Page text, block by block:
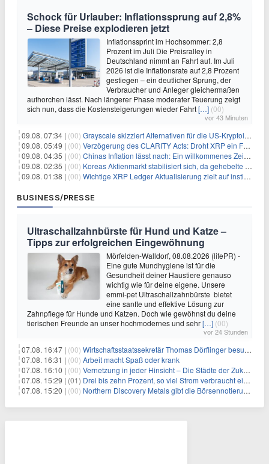
Schock für Urlauber: Inflationssprung auf 2,8%
– Diese Preise explodieren jetzt
Inflationssprint im Hochsommer: 2,8
Prozent im Juli Die Preisralley in
Deutschland nimmt an Fahrt auf. Im Juli
2026 ist die Inflationsrate auf 2,8 Prozent
gestiegen – ein deutlicher Sprung, der
Verbraucher und Anleger gleichermaßen
aufhorchen lässt. Nach längerer Phase moderater Teuerung zeigt
sich nun, dass die Kostensteigerungen wieder Fahrt[…] (00)
vor 43 Minuten
09.08. 07:34 | (00) Grayscale skizziert Alternativen für die US-Kryptoindustrie ohne CLARITY Act
09.08. 05:49 | (00) Verzögerung des CLARITY Acts: Droht XRP ein Fall unter die $1-Marke?
09.08. 04:35 | (00) Chinas Inflation lässt nach: Ein willkommenes Zeichen für Investoren angesichts der Folgen des Öl-Schocks
09.08. 02:35 | (00) Koreas Aktienmarkt stabilisiert sich, da gehebelte Positionen abgebaut werden
09.08. 01:38 | (00) Wichtige XRP Ledger Aktualisierung zielt auf institutionelle Akzeptanz ab
BUSINESS/PRESSE
Ultraschallzahnbürste für Hund und Katze –
Tipps zur erfolgreichen Eingewöhnung
Mörfelden-Walldorf, 08.08.2026 (lifePR) -
Eine gute Mundhygiene ist für die
Gesundheit deiner Haustiere genauso
wichtig wie für deine eigene. Unsere
emmi-pet Ultraschallzahnbürste bietet
eine sanfte und effektive Lösung zur
Zahnpflege für Hunde und Katzen. Doch wie gewöhnst du deine
tierischen Freunde an unser hochmodernes und sehr[…] (00)
vor 24 Stunden
07.08. 16:47 | (00) Wirtschaftsstaatssekretär Thomas Dörflinger besucht Handwerksbetrieb im Kammerbezirk Freiburg
07.08. 16:31 | (00) Arbeit macht Spaß oder krank
07.08. 16:10 | (00) Vernetzung in jeder Hinsicht – Die Städte der Zukunft sind grün-blau
07.08. 15:29 | (01) Drei bis zehn Prozent, so viel Strom verbraucht ein Aufzug im Gebäude
07.08. 15:20 | (00) Northern Discovery Metals gibt die Börsennotierung an der Frankfurter Wertpapierbörse bekannt